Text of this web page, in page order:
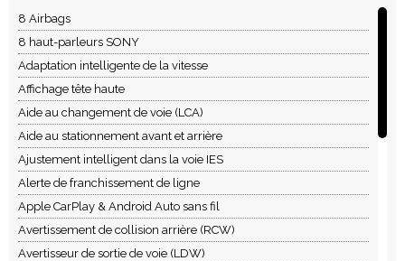
8 Airbags
8 haut-parleurs SONY
Adaptation intelligente de la vitesse
Affichage tête haute
Aide au changement de voie (LCA)
Aide au stationnement avant et arrière
Ajustement intelligent dans la voie IES
Alerte de franchissement de ligne
Apple CarPlay & Android Auto sans fil
Avertissement de collision arrière (RCW)
Avertisseur de sortie de voie (LDW)